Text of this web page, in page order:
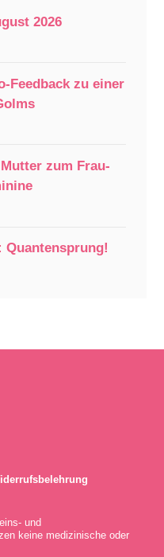
2026
Feedback zu einer
zum Frau-
und
keine medizinische oder